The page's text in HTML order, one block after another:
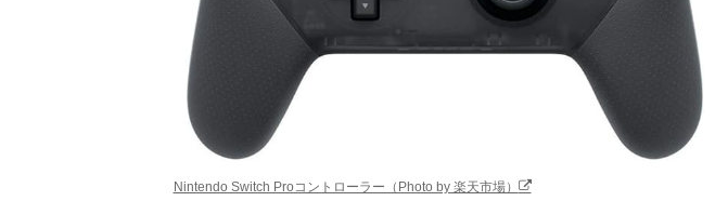
Nintendo Switch Proコントローラー（Photo by 楽天市場）